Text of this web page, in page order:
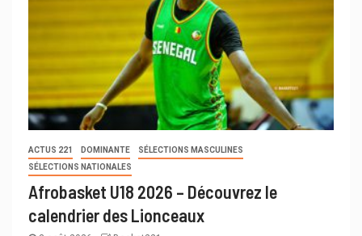
ACTUS 221 DOMINANTE
SÉLECTIONS MASCULINES
SÉLECTIONS NATIONALES
Afrobasket U18 2026 – Découvrez le
calendrier des Lionceaux